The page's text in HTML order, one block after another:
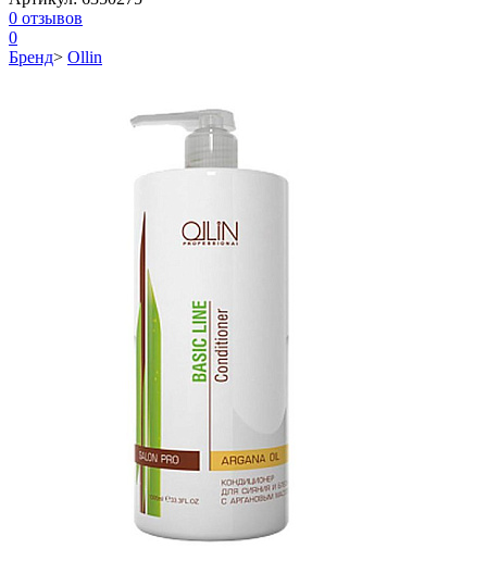
0 отзывов
0
Бренд> Ollin